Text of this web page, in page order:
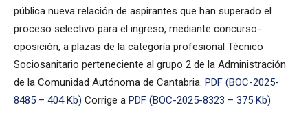
pública nueva relación de aspirantes que han superado el
proceso selectivo para el ingreso, mediante concurso-
oposición, a plazas de la categoría profesional Técnico
Sociosanitario perteneciente al grupo 2 de la Administración
de la Comunidad Autónoma de Cantabria. PDF (BOC-2025-
8485 – 404 Kb) Corrige a PDF (BOC-2025-8323 – 375 Kb)